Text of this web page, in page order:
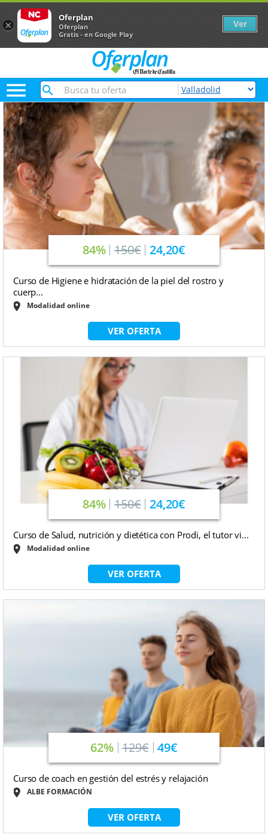

84% 150€ 24,20€
Curso de Higiene e hidratación de la piel del rostro y
cuerp...
Modalidad online
VER OFERTA
84% 150€ 24,20€
Curso de Salud, nutrición y dietética con Prodi, el tutor vi...
Modalidad online
VER OFERTA
62% 129€ 49€
Curso de coach en gestión del estrés y relajación
ALBE FORMACIÓN
VER OFERTA
×
Oferplan
Oferplan
Gratis - en Google Play
Ver